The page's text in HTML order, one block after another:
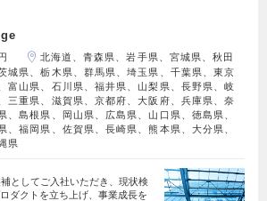
北海道、青森県、岩手県、宮城県、秋田
城県、栃木県、群馬県、埼玉県、千葉県、東京
富山県、石川県、福井県、山梨県、長野県、岐
三重県、滋賀県、京都府、大阪府、兵庫県、奈
、島根県、岡山県、広島県、山口県、徳島県、
、福岡県、佐賀県、長崎県、熊本県、大分県、
県
としてご入社いただき、現状検
ダクトを立ち上げ、事業成長を